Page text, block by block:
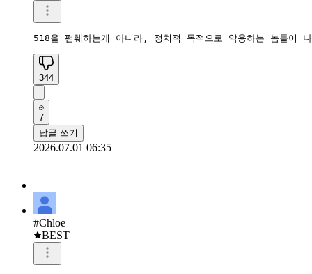
518을 폄훼하는게 아니라, 정치적 목적으로 악용하는 놈들이
344
7
답글 쓰기
2026.07.01 06:35
#Chloe
BEST